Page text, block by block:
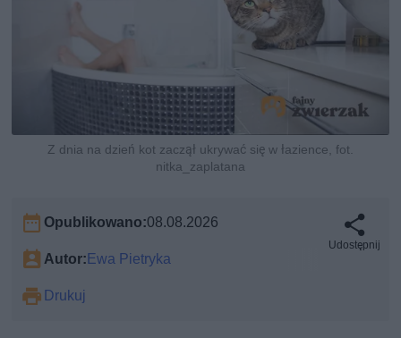
Z dnia na dzień kot zaczął ukrywać się w łazience, fot.
nitka_zaplatana
Opublikowano:08.08.2026
Autor:Ewa Pietryka
Drukuj
Udostępnij